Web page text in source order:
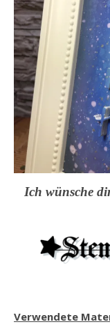
Ich wünsche
Verwendete